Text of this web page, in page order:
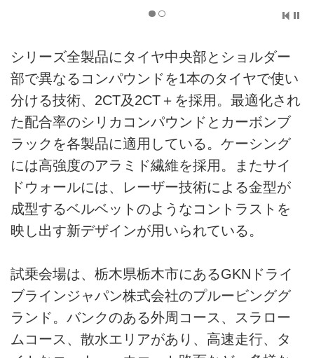
シリーズ全製品にタイヤ中央部とショルダー
部で異なるコンパウンドを1本のタイヤで使い
分ける技術、2CT及2CT＋を採用。最適化され
た配合率のシリカコンパウンドとカーボンブ
ラックを各製品に適用している。ケーシング
には高強度のアラミド繊維を採用。またサイ
ドウォールには、レーザー技術による金型が
成型するベルベットのようなコントラストを
映し出す新デザインが用いられている。
試乗会場は、栃木県栃木市にあるGKNドライ
ブラインジャパン株式会社のプルービンググ
ランド。バンクのある外周コース、スラロー
ムコース、散水エリアがあり、高速走行、タ